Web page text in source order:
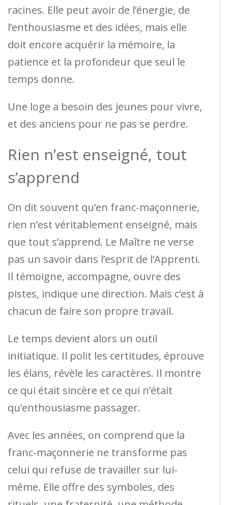
racines. Elle peut avoir de l’énergie, de
l’enthousiasme et des idées, mais elle
doit encore acquérir la mémoire, la
patience et la profondeur que seul le
temps donne.
Une loge a besoin des jeunes pour vivre,
et des anciens pour ne pas se perdre.
Rien n’est enseigné, tout
s’apprend
On dit souvent qu’en franc-maçonnerie,
rien n’est véritablement enseigné, mais
que tout s’apprend. Le Maître ne verse
pas un savoir dans l’esprit de l’Apprenti.
Il témoigne, accompagne, ouvre des
pistes, indique une direction. Mais c’est à
chacun de faire son propre travail.
Le temps devient alors un outil
initiatique. Il polit les certitudes, éprouve
les élans, révèle les caractères. Il montre
ce qui était sincère et ce qui n’était
qu’enthousiasme passager.
Avec les années, on comprend que la
franc-maçonnerie ne transforme pas
celui qui refuse de travailler sur lui-
même. Elle offre des symboles, des